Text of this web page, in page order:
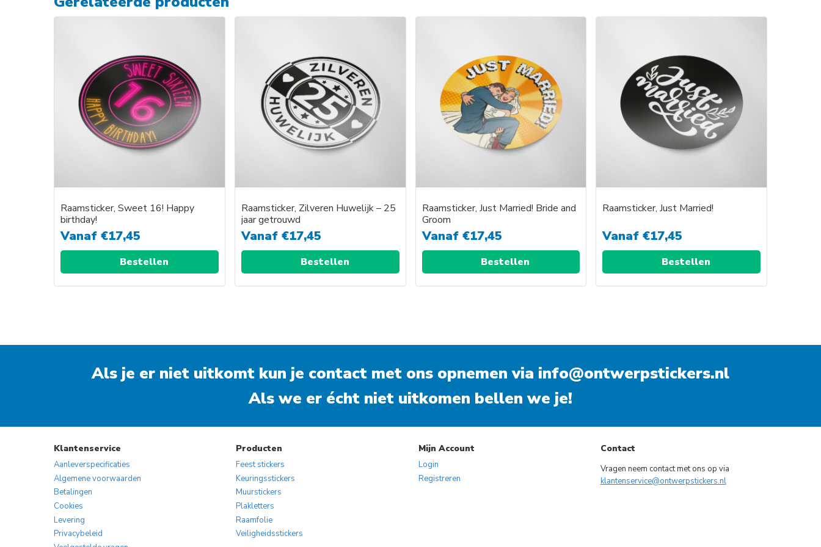
variaties.
Deze
optie
kan
gekozen
worden
op
variaties.
Deze
optie
kan
gekozen
worden
op
Raamsticker, Sweet 16! Happy
birthday!
Vanaf €17,45
Bestellen
Deze
worden
productpagina
Raamsticker, Zilveren Huwelijk – 25
jaar getrouwd
Vanaf €17,45
Bestellen
Deze
kan
worden
Raamsticker, Just Married! Bride and
Groom
Vanaf €17,45
Bestellen
Deze
kan
worden
Raamsticker, Just Married!
Vanaf€17,45
Bestellen
Deze
worden
productpagina
Als je er niet uitkomt kun je contact met ons opnemen via info@ontwerpstickers.nl
Als we er écht niet uitkomen bellen we je!
Klantenservice
Aanleverspecificaties
Algemene voorwaarden
Betalingen
Cookies
Levering
Privacybeleid
Producten
Feest stickers
Keuringsstickers
Muurstickers
Plakletters
Raamfolie
Veiligheidsstickers
Mijn Account
Login
Registreren
Contact
Vragen neem contact met ons op via
klantenservice@ontwerpstickers.nl